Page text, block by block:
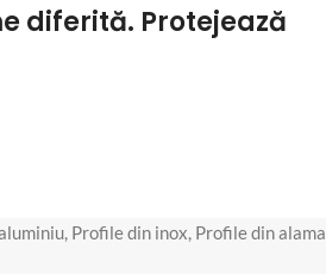
diferită. Protejează
, Profile din inox, Profile din alama